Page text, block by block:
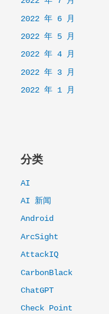
2022 年 6 月
2022 年 5 月
2022 年 4 月
2022 年 3 月
2022 年 1 月
分类
AI
AI 新闻
Android
ArcSight
AttackIQ
CarbonBlack
ChatGPT
Check Point